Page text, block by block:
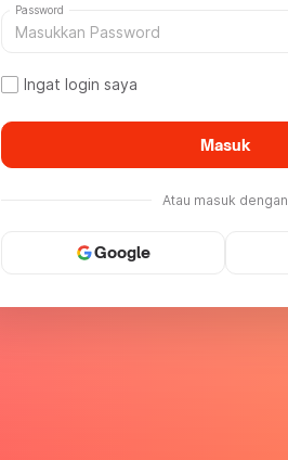
Password
Ingat login saya
Masuk
Atau masuk dengan
Google